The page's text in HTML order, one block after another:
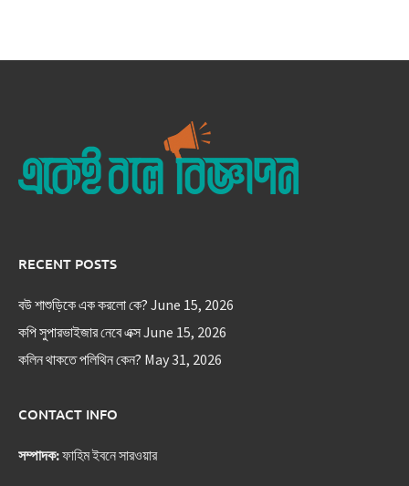
RECENT POSTS
বউ শাশুড়িকে এক করলো কে? June 15, 2026
কপি সুপারভাইজার নেবে এক্সJune 15, 2026
কলিন থাকতে পলিথিন কেন? May 31, 2026
CONTACT INFO
সম্পাদক:ফাহিম ইবনে সারওয়ার